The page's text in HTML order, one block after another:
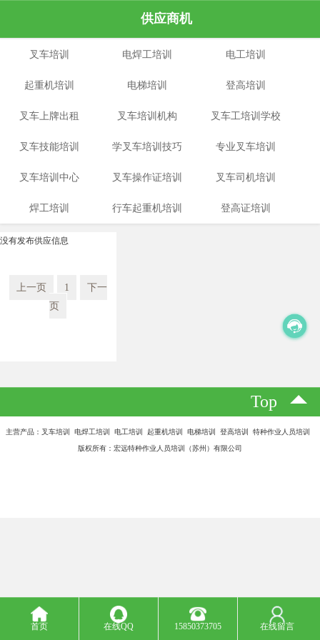
供应商机
叉车培训 电焊工培训 电工培训
起重机培训 电梯培训 登高培训
叉车上牌出租 叉车培训机构 叉车工培训学校
叉车技能培训 学叉车培训技巧 专业叉车培训
叉车培训中心 叉车操作证培训
复审
叉车司机培训
焊工培训 行车起重机培训 登高证培训
没有发布供应信息
上一页 1
下一
页
Top
主营产品：叉车培训 电焊工培训 电工培训 起重机培训 电梯培训 登高培训 特种作业人员培训
版权所有：宏远特种作业人员培训（苏州）有限公司
首页 在线QQ 15850373705 在线留言